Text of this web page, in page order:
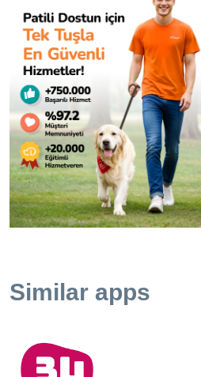
köpeğine özel, bire bir sunulur.
talimatnamesi çerçevesinde
şekillenir. Toplu bir gezdirme
fiziksel ve lokasyonel açıdan
yönlendirilir. Yürüyüşler 30, 45
sunulur. Kart bilgilerin Iyzico
bilgilerin hiçbir özel veya tüzel
talebi esnasında bir ücret
hizmetinin ücreti, Walker veya
veren tarafından hizmet sistem
çekilir. Bu şekilde, verilmeyen
edilmemektedir. DogGO'nun
bildirimlerini alır; tuvaletini
Gezdirmeden istediğin kadar
alabilirsin. - Yürüyüş bitiminde,
kat ettiği mesafeyi, rotayı ve çiş
inceleyebilirsin. - Walkerlarını
Similar apps